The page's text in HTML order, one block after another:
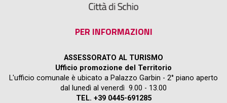
PER INFORMAZIONI
ASSESSORATO AL TURISMO
Ufficio promozione del Territorio
L'ufficio comunale è ubicato a Palazzo Garbin - 2° piano aperto
dal lunedì al venerdì 9.00 - 13.00
TEL. +39 0445-691285